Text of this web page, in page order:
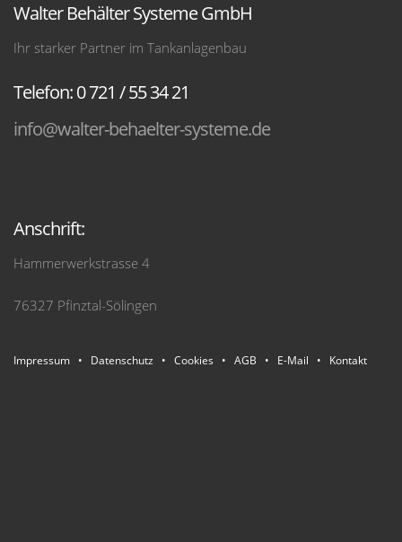
Walter Behälter Systeme GmbH
Ihr starker Partner im Tankanlagenbau
Telefon: 0 721 / 55 34 21
info@walter-behaelter-systeme.de
Anschrift:
Hammerwerkstrasse 4
76327 Pfinztal-Sölingen
Impressum • Datenschutz • Cookies • AGB • E-Mail • Kontakt